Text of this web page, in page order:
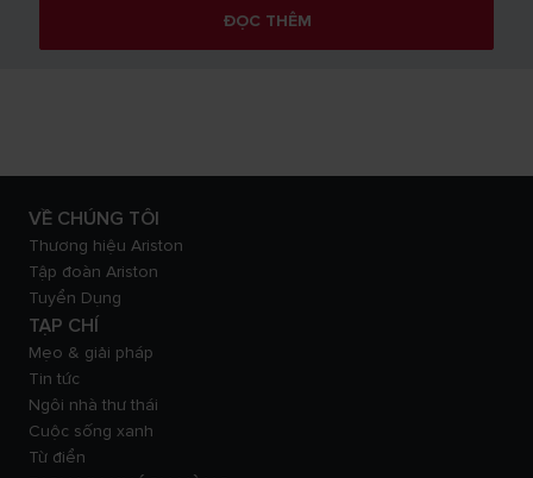
ĐỌC THÊM
VỀ CHÚNG TÔI
Thương hiệu Ariston
Tập đoàn Ariston
Tuyển Dụng
TẠP CHÍ
Mẹo & giải pháp
Tin tức
Ngôi nhà thư thái
Cuộc sống xanh
Từ điển